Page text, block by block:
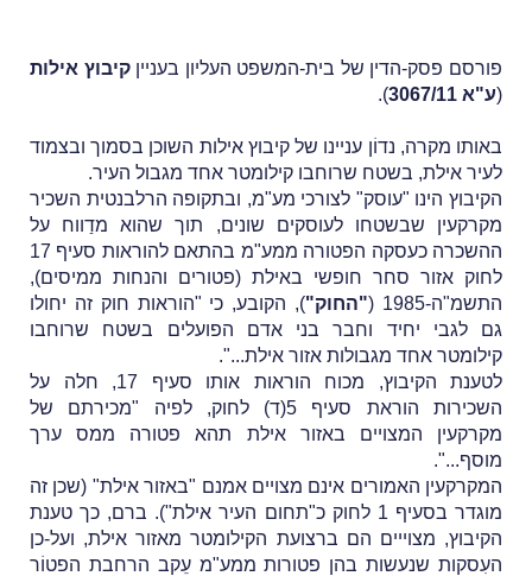
פורסם פסק-הדין של בית-המשפט העליון בענייןקיבוץ אילות
(ע"א 3067/11 ).
באותו מקרה, נדוֹן עניינו של קיבוץ אילות השוכן בסמוך ובצמוד
לעיר אילת, בשטח שרוחבו קילומטר אחד מגבול העיר.
הקיבוץ הינו "עוסק" לצורכי מע"מ, ובתקופה הרלבנטית השכיר
מקרקעין שבשטחו לעוסקים שונים, תוך שהוא מדַווח על
ההשכרה כעסקה הפטורה ממע"מ
בהתאם להוראות סעיף 17
לחוק אזור סחר חופשי באילת (פטורים והנחות ממיסים),
התשמ"ה-1985 (
"החוק"), הקובע, כי "הוראות חוק זה יחולו
גם לגבי יחיד וחבר בני אדם הפועלים בשטח שרוחבו
קילומטר אחד מגבולות אזור אילת...".
לטענת הקיבוץ, מכוח הוראות אותו סעיף 17, חלה על
השכירות הוראת סעיף 5(ד) לחוק, לפיה "
מכירתם של
מקרקעין המצויים באזור אילת תהא פטורה ממס ערך
מוסף...".
המקרקעין האמורים אינם מצויים אמנם "באזור אילת" (שכן זה
מוגדר בסעיף 1 לחוק כ"תחום העיר אילת"). ברם, כך טענת
הקיבוץ, מצוייים הם ברצועת הקילומטר מאזור אילת, ועל-כן
העִסקות שנעשות בהן פטורות ממע"מ עֵקב הרחבת הפטוֹר